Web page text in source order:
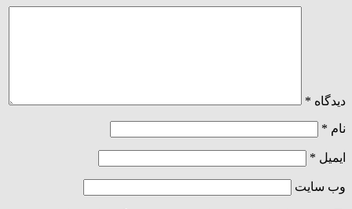
دیدگاه *
نام *
ایمیل *
وب‌ سایت